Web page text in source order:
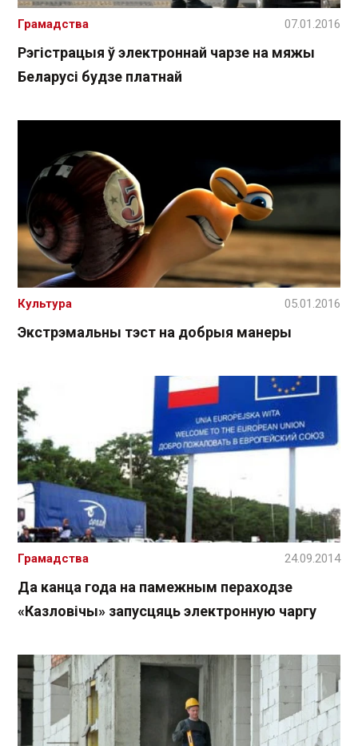
Рэгістрацыя ў электроннай чарзе на мяжы
Беларусі будзе платнай
Грамадства 07.01.2016
Экстрэмальны тэст на добрыя манеры
Культура 05.01.2016
Да канца года на памежным пераходзе
«Казловічы» запусцяць электронную чаргу
Грамадства 24.09.2014